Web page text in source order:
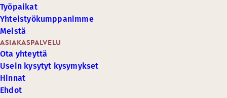
ASIAKASPALVELU
Ota yhteyttä
Usein kysytyt kysymykset
Hinnat
Ehdot
Työpaikat
Yhteistyökumppanimme
Meistä